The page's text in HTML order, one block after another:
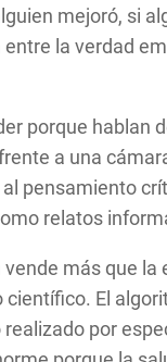
mejoró, si
la verdad
porque hablan
a una
pensamiento
relatos
más que
El
por